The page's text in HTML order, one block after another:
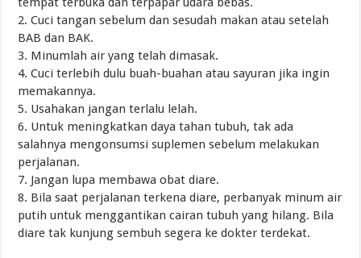
2. Cuci tangan sebelum dan sesudah makan atau setelah
BAB dan BAK.
3. Minumlah air yang telah dimasak.
4. Cuci terlebih dulu buah-buahan atau sayuran jika ingin
memakannya.
5. Usahakan jangan terlalu lelah.
6. Untuk meningkatkan daya tahan tubuh, tak ada
salahnya mengonsumsi suplemen sebelum melakukan
perjalanan.
7. Jangan lupa membawa obat diare.
8. Bila saat perjalanan terkena diare, perbanyak minum air
putih untuk menggantikan cairan tubuh yang hilang. Bila
diare tak kunjung sembuh segera ke dokter terdekat.